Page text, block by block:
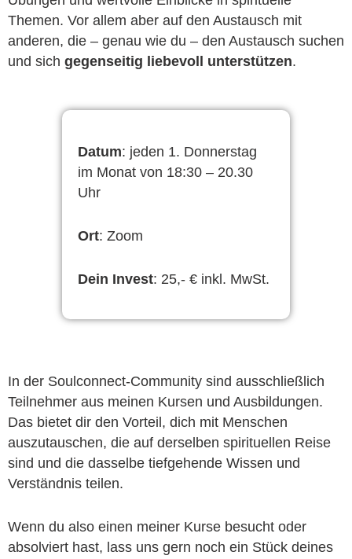
Themen. Vor allem aber auf den Austausch mit
anderen, die – genau wie du – den Austausch suchen
und sich gegenseitig liebevoll unterstützen.
Datum: jeden 1. Donnerstag
im Monat von 18:30 – 20.30
Uhr
Ort: Zoom
Dein Invest: 25,- € inkl. MwSt.
In der Soulconnect-Community sind ausschließlich
Teilnehmer aus meinen Kursen und Ausbildungen.
Das bietet dir den Vorteil, dich mit Menschen
auszutauschen, die auf derselben spirituellen Reise
sind und die dasselbe tiefgehende Wissen und
Verständnis teilen.
Wenn du also einen meiner Kurse besucht oder
absolviert hast, lass uns gern noch ein Stück deines